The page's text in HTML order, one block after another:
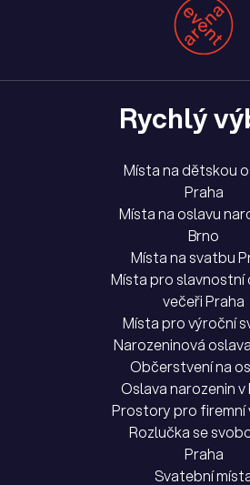
Rychlý
Místa na dětskou
Praha
Místa na oslavu
Brno
Místa na svatbu
Místa pro slavnostní
večeři Praha
Místa pro výroční
Narozeninová
Občerstvení na
Oslava narozenin v
Prostory pro firemní
Rozlučka se
Praha
Svatební